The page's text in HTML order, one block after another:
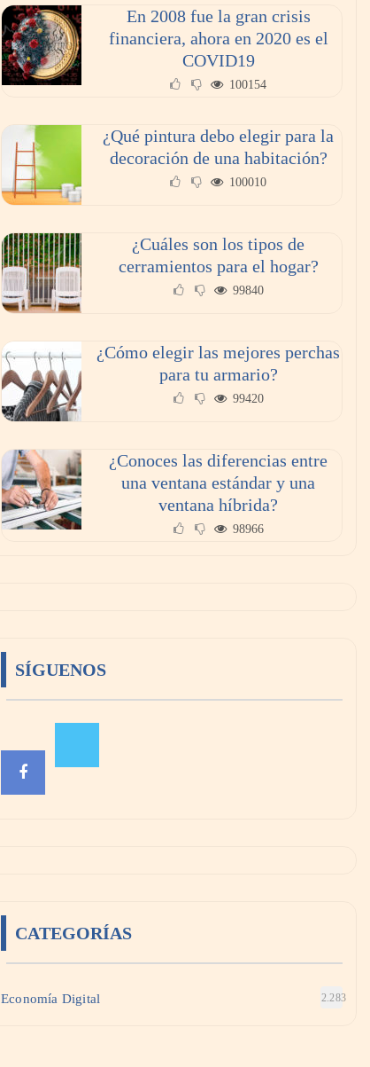
En 2008 fue la gran crisis
financiera, ahora en 2020 es el
COVID19
100154
¿Qué pintura debo elegir para la
decoración de una habitación?
100010
¿Cuáles son los tipos de
cerramientos para el hogar?
99840
¿Cómo elegir las mejores perchas
para tu armario?
99420
¿Conoces las diferencias entre
una ventana estándar y una
ventana híbrida?
98966
SÍGUENOS
CATEGORÍAS
Economía Digital 2.283